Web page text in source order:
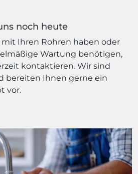
noch heute
Ihren Rohren haben oder
Wartung benötigen,
kontaktieren. Wir sind
bereiten Ihnen gerne ein
vor.